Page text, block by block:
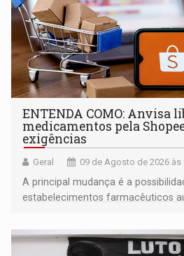
ENTENDA COMO: Anvisa
medicamentos pela
exigências
Geral 09 de Agosto de 2026 às
A principal mudança é a
estabelecimentos farmacêuticos